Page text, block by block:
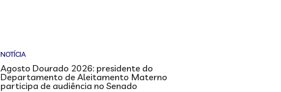
NOTÍCIA
Agosto Dourado 2026: presidente do
Departamento de Aleitamento Materno
participa de audiência no Senado